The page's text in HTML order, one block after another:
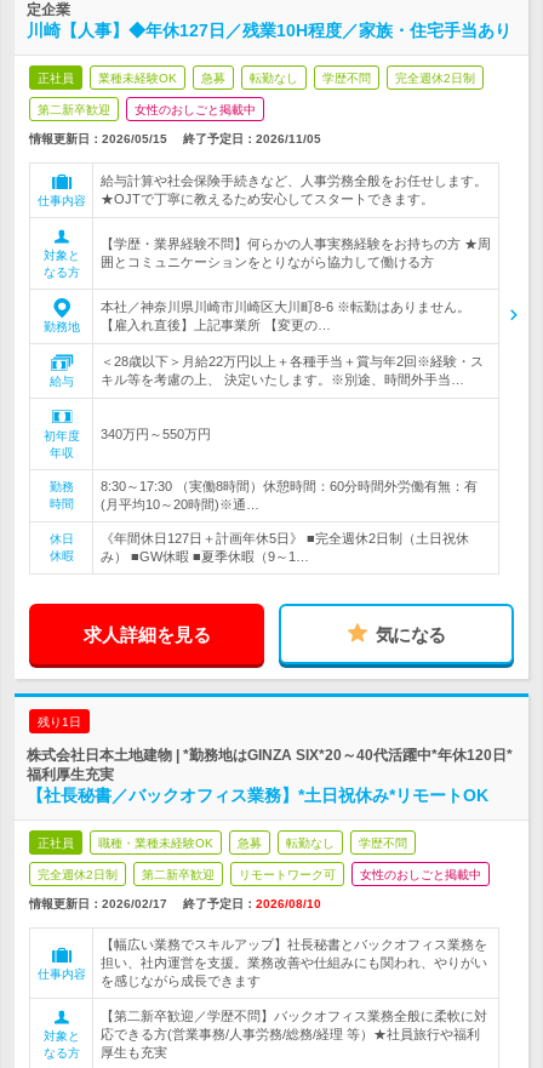
定企業
川崎【人事】◆年休127日／残業10H程度／家族・住宅手当あり
正社員 業種未経験OK 急募 転勤なし 学歴不問 完全週休2日制
第二新卒歓迎 女性のおしごと掲載中
情報更新日：2026/05/15 終了予定日： 2026/11/05
仕事内容
給与計算や社会保険手続きなど、人事労務全般をお任せします。
★OJTで丁寧に教えるため安心してスタートできます。
対象と
なる方
【学歴・業界経験不問】何らかの人事実務経験をお持ちの方 ★周
囲とコミュニケーションをとりながら協力して働ける方
勤務地
本社／神奈川県川崎市川崎区大川町8-6 ※転勤はありません。
【雇入れ直後】上記事業所 【変更の…
給与
＜28歳以下＞月給22万円以上＋各種手当＋賞与年2回※経験・ス
キル等を考慮の上、 決定いたします。※別途、時間外手当…
初年度
年収
340万円～550万円
勤務
時間
8:30～17:30 （実働8時間）休憩時間：60分時間外労働有無：有
(月平均10～20時間)※通…
休日
休暇
《年間休日127日＋計画年休5日》 ■完全週休2日制（土日祝休
み） ■GW休暇 ■夏季休暇（9～1…
求人詳細を見る 気になる
残り1日
株式会社日本土地建物 | *勤務地はGINZA SIX*20～40代活躍中*年休120日*
福利厚生充実
【社長秘書／バックオフィス業務】*土日祝休み*リモートOK
正社員 職種・業種未経験OK 急募 転勤なし 学歴不問
完全週休2日制 第二新卒歓迎 リモートワーク可 女性のおしごと掲載中
情報更新日：2026/02/17 終了予定日： 2026/08/10
仕事内容
【幅広い業務でスキルアップ】社長秘書とバックオフィス業務を
担い、社内運営を支援。業務改善や仕組みにも関われ、やりがい
を感じながら成長できます
対象と
なる方
【第二新卒歓迎／学歴不問】バックオフィス業務全般に柔軟に対
応できる方(営業事務/人事労務/総務/経理 等）★社員旅行や福利
厚生も充実